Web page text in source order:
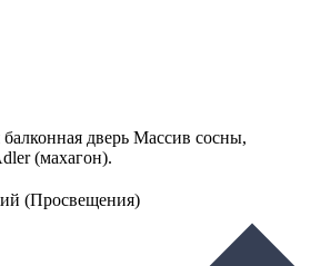
дверь Массив сосны,
(махагон).
(Просвещения)